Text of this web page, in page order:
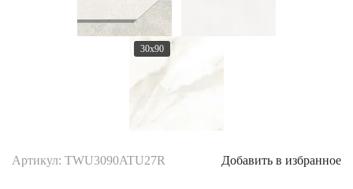
30x90
Артикул: TWU3090ATU27R Добавить в избранное